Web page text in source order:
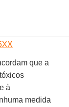
que a
à
medida